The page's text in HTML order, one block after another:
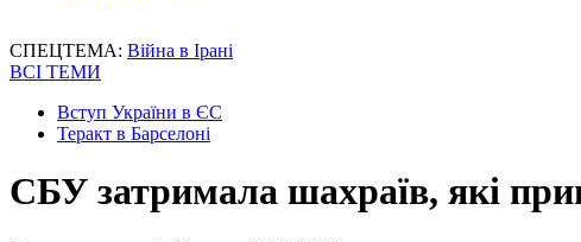
СПЕЦТЕМА: Війна в Ірані
ВСІ ТЕМИ
Вступ України в ЄС
Теракт в Барселоні
СБУ затримала шахраїв, які